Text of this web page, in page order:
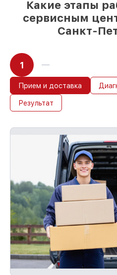
Какие этапы
сервисным
Санкт-
1
Прием и доставка
Результат